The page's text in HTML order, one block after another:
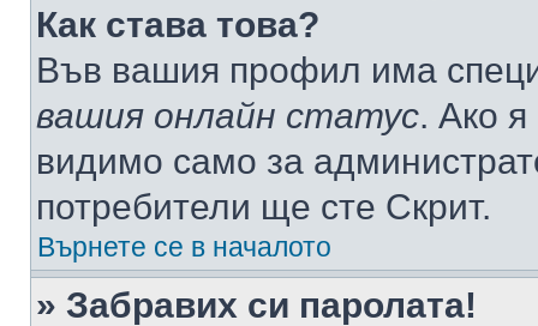
Как става това?
Във вашия профил има
вашия онлайн статус. Ако
видимо само за
потребители ще сте Скрит.
Върнете се в началото
» Забравих си паролата!